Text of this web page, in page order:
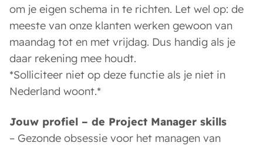
om je eigen schema in te richten. Let wel op: de
meeste van onze klanten werken gewoon van
maandag tot en met vrijdag. Dus handig als je
daar rekening mee houdt.
*Solliciteer niet op deze functie als je niet in
Nederland woont.*
Jouw profiel – de Project Manager skills
– Gezonde obsessie voor het managen van